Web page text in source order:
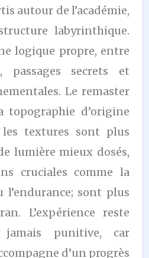
autour de l’académie,
labyrinthique.
logique propre, entre
passages secrets et
Le remaster
topographie d’origine
textures sont plus
lumière mieux dosés,
cruciales comme la
l’endurance; sont plus
L’expérience reste
jamais punitive, car
d’un progrès